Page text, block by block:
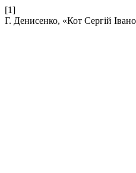
[1]
Г. Денисенко, «Кот Сергій